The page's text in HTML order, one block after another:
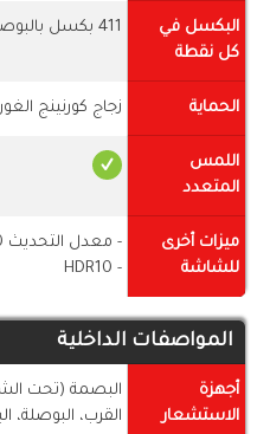
البكسل في
كل نقطة
411 بكسل بالبوصة
الحماية زجاج كورنينج
اللمس
المتعدد
ميزات أخرى
للشاشة
- معدل التحديث 90 هرتز
- HDR10
المواصفات الداخلية
أجهزة
الاستشعار
البصمة (تحت
القرب، البوصلة،